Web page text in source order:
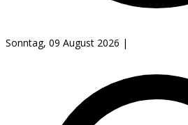
Sonntag, 09 August 2026 |